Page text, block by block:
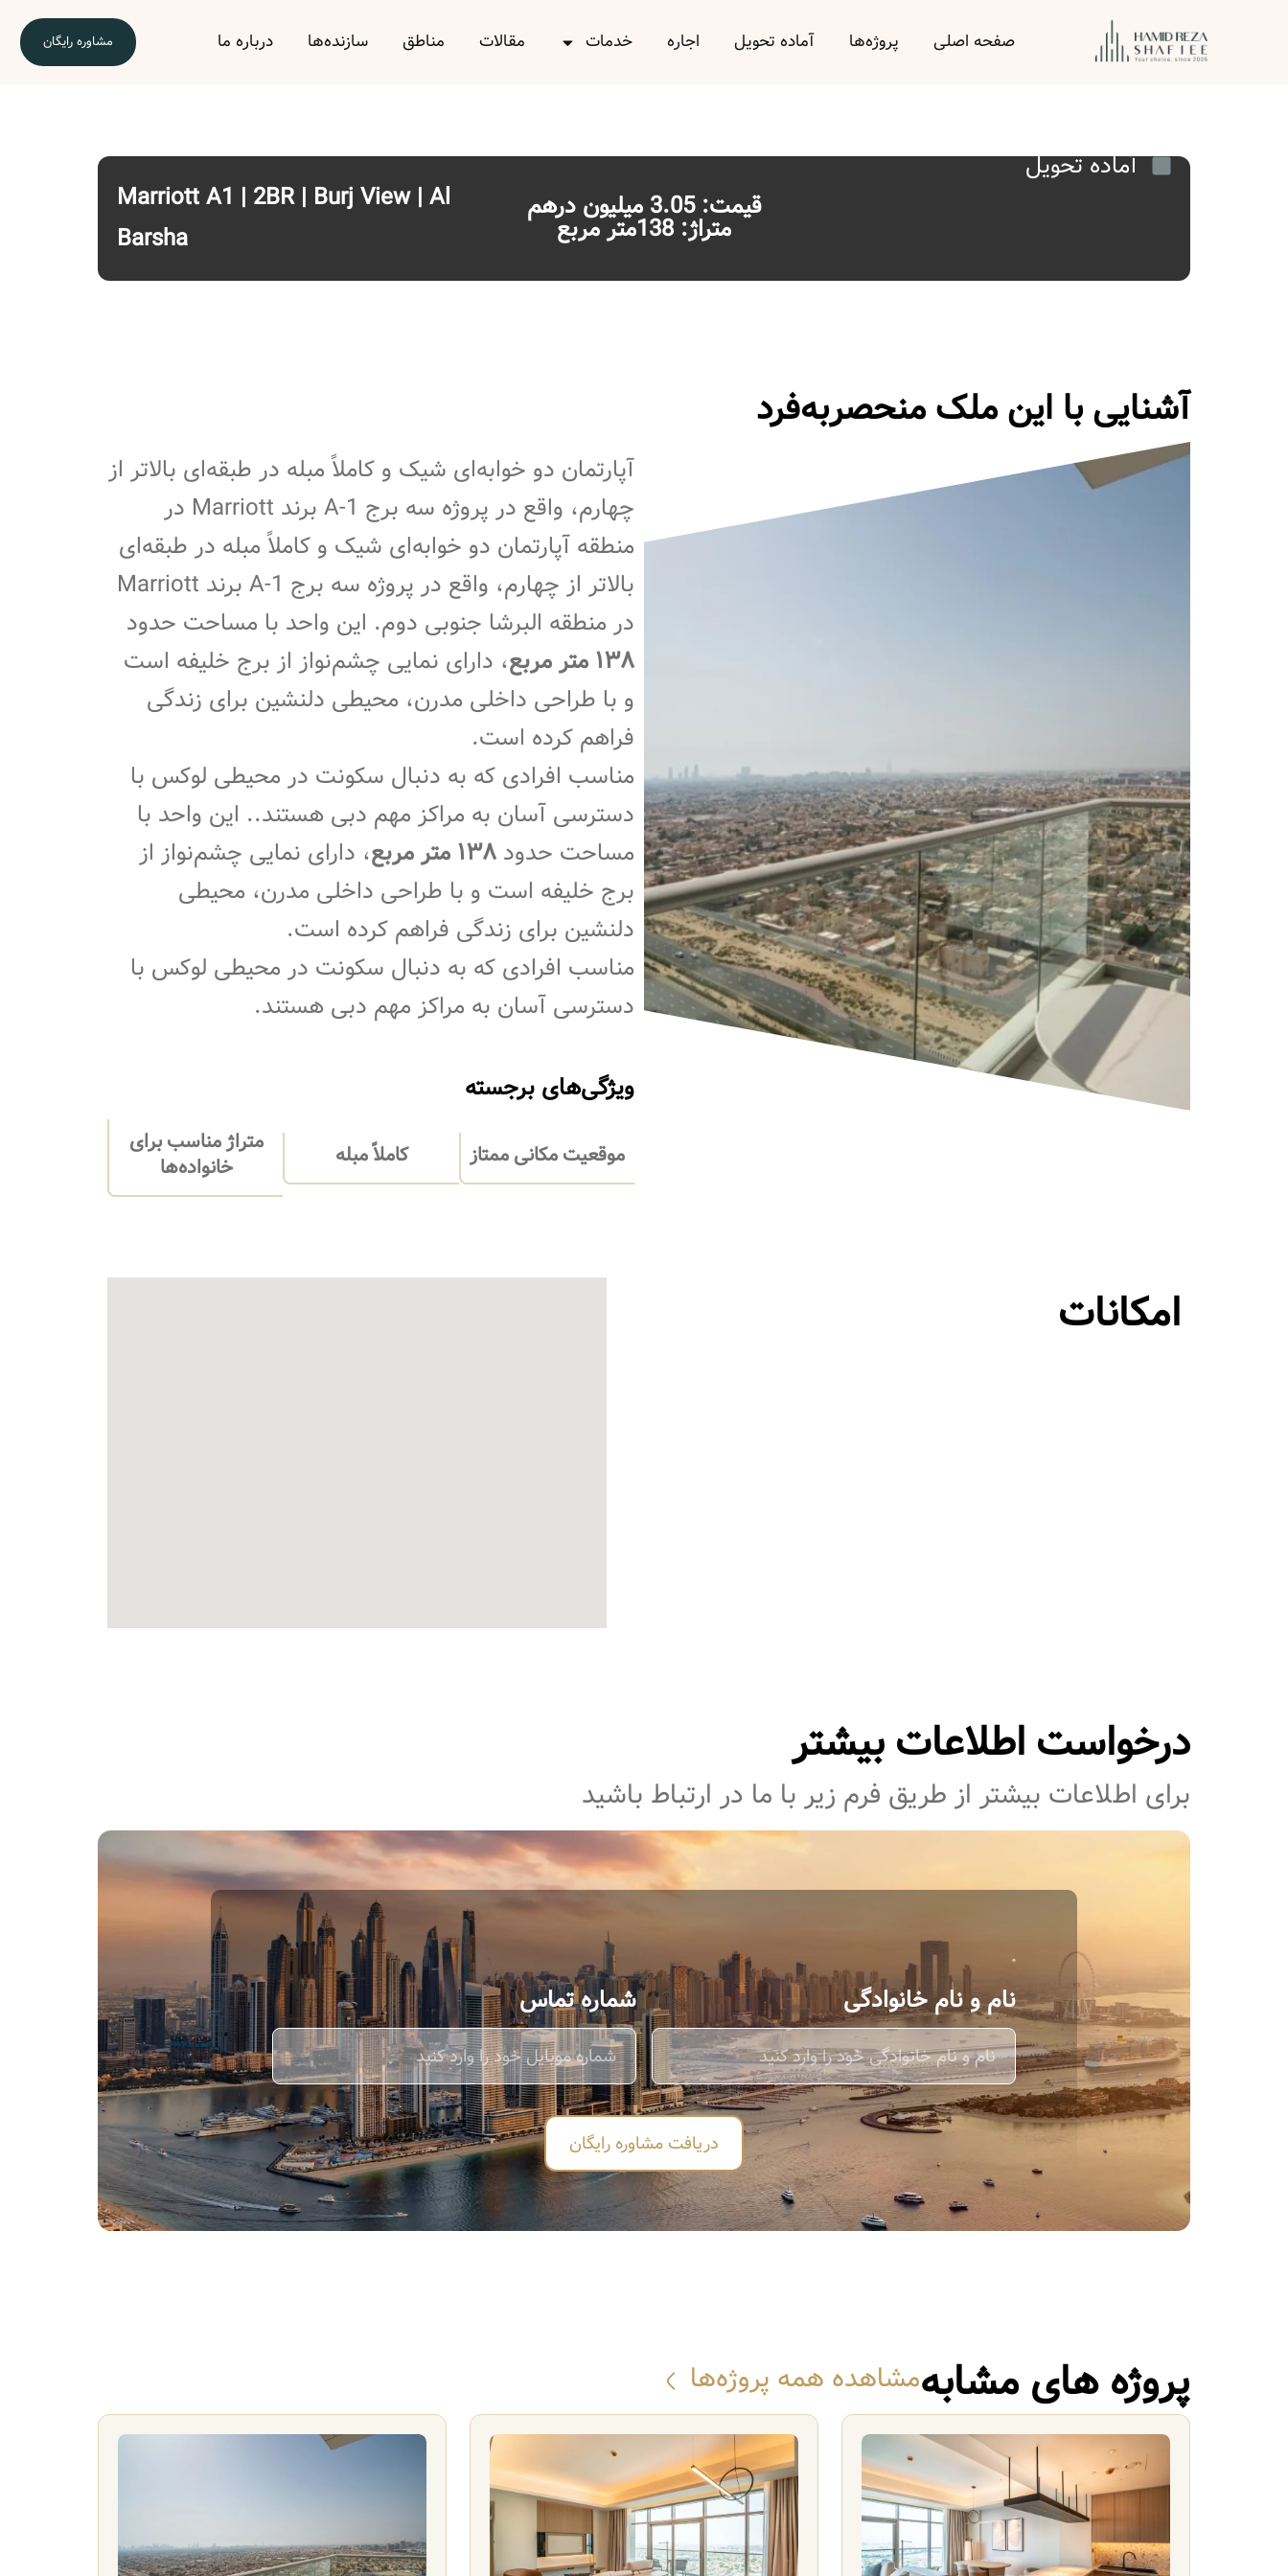
صفحه اصلی پروژه‌ها آماده تحویل اجاره خدمات مقالات مناطق سازنده‌ها درباره ما مشاوره رایگان
آماده تحویل
قیمت: 3.05 میلیون درهم
متراژ: 138متر مربع
Marriott A1 | 2BR | Burj View | Al
Barsha
آشنایی با این ملک منحصربه‌فرد
آپارتمان دو خوابه‌ای شیک و کاملاً مبله در طبقه‌ای بالاتر از
چهارم، واقع در پروژه سه برج A-1 برند Marriott در
منطقه آپارتمان دو خوابه‌ای شیک و کاملاً مبله در طبقه‌ای
بالاتر از چهارم، واقع در پروژه سه برج A-1 برند Marriott
در منطقه البرشا جنوبی دوم. این واحد با مساحت حدود
۱۳۸ متر مربع
، دارای نمایی چشم‌نواز از برج خلیفه است
و با طراحی داخلی مدرن، محیطی دلنشین برای زندگی
فراهم کرده است.
مناسب افرادی که به دنبال سکونت در محیطی لوکس با
دسترسی آسان به مراکز مهم دبی هستند.. این واحد با
مساحت حدود ۱۳۸ متر مربع
، دارای نمایی چشم‌نواز از
برج خلیفه است و با طراحی داخلی مدرن، محیطی
دلنشین برای زندگی فراهم کرده است.
مناسب افرادی که به دنبال سکونت در محیطی لوکس با
دسترسی آسان به مراکز مهم دبی هستند.
ویژگی‌های برجسته
موقعیت مکانی ممتاز کاملاً مبله
متراژ مناسب برای
خانواده‌ها
امکانات
درخواست اطلاعات بیشتر
برای اطﻼعات بیشتر از طریق فرم زیر با ما در ارتباط باشید
نام و نام خانوادگی شماره تماس
دریافت مشاوره رایگان
پروژه های مشابهمشاهده همه پروژه‌ها